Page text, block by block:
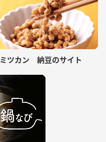
ミツカン 納豆のサイト